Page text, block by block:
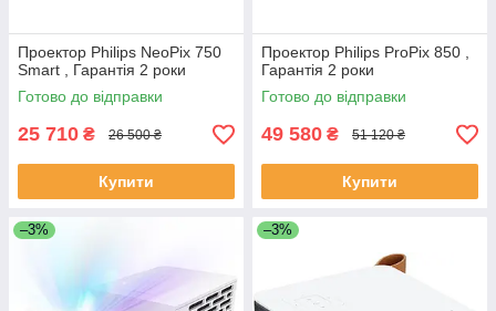
Проектор Philips NeoPix 750
Smart , Гарантія 2 роки
Готово до відправки
25 710 ₴ 26 500 ₴
Купити
Проектор Philips ProPix 850 ,
Гарантія 2 роки
Готово до відправки
49 580 ₴ 51 120 ₴
Купити
–3% –3%